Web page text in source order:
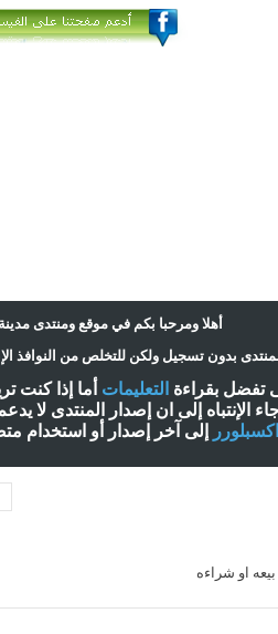
أهلا ومرحبا بكم في موقع ومنتدى
بدون تسجيل ولكن للتخلص من النوافذ
تفضل بقراءة التعليمات ما إذا كنت
الإنتباه إلى ان إصدار المنتدى لا
إلى آخر إصدار أو استخدام
او شراءه